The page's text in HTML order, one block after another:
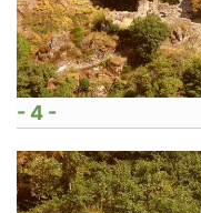
- 4 -